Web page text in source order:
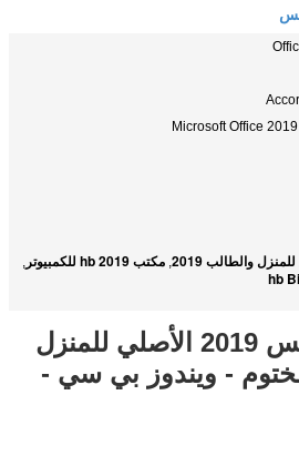
Microsoft Office
والطالب 2019 , مكتب 2019 hb للكمبيوتر ,
ميكروسوفت أوفيس 2019 الأصلي للمنزل
- ويندوز بي سي -